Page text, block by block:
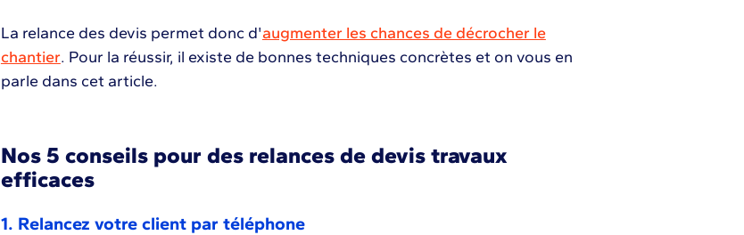
La relance des devis permet donc d'augmenter les chances de décrocher le
chantier. Pour la réussir, il existe de bonnes techniques concrètes et on vous en
parle dans cet article.
Nos 5 conseils pour des relances de devis travaux
efficaces
1. Relancez votre client par téléphone